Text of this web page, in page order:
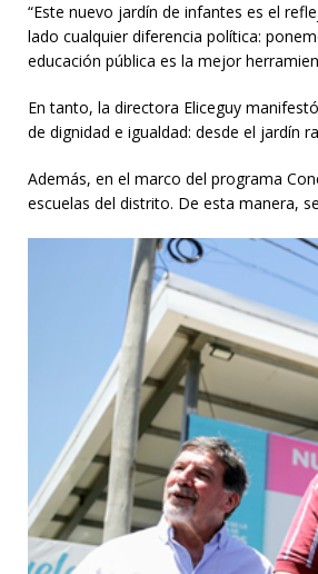
“Este nuevo jardín de infantes es el
lado cualquier diferencia política:
educación pública es la mejor
En tanto, la directora Eliceguy
de dignidad e igualdad: desde el jardín
Además, en el marco del programa
escuelas del distrito. De esta manera,